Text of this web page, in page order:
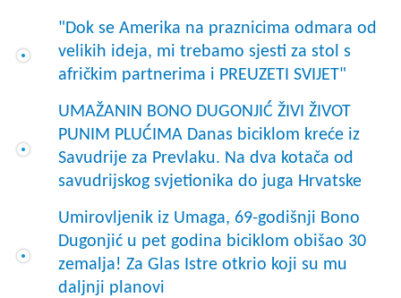
"Dok se Amerika na praznicima odmara od
velikih ideja, mi trebamo sjesti za stol s
afričkim partnerima i PREUZETI SVIJET"
UMAŽANIN BONO DUGONJIĆ ŽIVI ŽIVOT
PUNIM PLUĆIMA Danas biciklom kreće iz
Savudrije za Prevlaku. Na dva kotača od
savudrijskog svjetionika do juga Hrvatske
Umirovljenik iz Umaga, 69-godišnji Bono
Dugonjić u pet godina biciklom obišao 30
zemalja! Za Glas Istre otkrio koji su mu
daljnji planovi